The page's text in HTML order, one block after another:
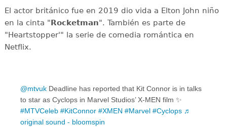
El actor británico fue en 2019 dio vida a Elton John niño
en la cinta "Rocketman". También es parte de
"Heartstopper'" la serie de comedia romántica en
Netflix.
@mtvuk Deadline has reported that Kit Connor is in talks
to star as Cyclops in Marvel Studios’ X-MEN film ✨
#MTVCeleb #KitConnor #XMEN #Marvel #Cyclops ♬
original sound - bloomspin